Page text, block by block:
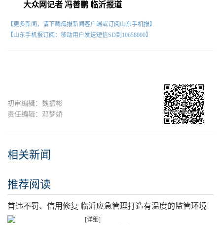
大众网记者 冯善鹏 临沂报道
【更多新闻，请下载海报新闻客户端或订阅山东手机报】
【山东手机报订阅：移动用户发送短信SD到10658000】
初审编辑：魏振彬
责任编辑：邓梦娇
相关新闻
推荐阅读
首违不罚、信用修复 临沂应急管理打造有温度的监管环境
[详细]